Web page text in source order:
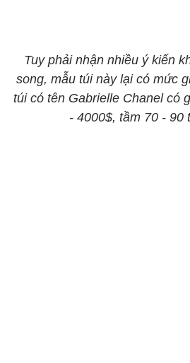
Tuy phải nhận nhiều ý kiến
song, mẫu túi này lại có mức
túi có tên Gabrielle Chanel có
- 4000$, tầm 70 - 90